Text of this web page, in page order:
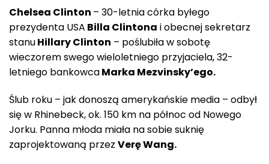
Chelsea Clinton – 30-letnia córka byłego
prezydenta USA Billa Clintona i obecnej sekretarz
stanuHillary Clinton – poślubiła w sobotę
wieczorem swego wieloletniego przyjaciela, 32-
letniego bankowcaMarka Mezvinsky’ego.
Ślub roku – jak donoszą amerykańskie media – odbył
się w Rhinebeck, ok. 150 km na północ od Nowego
Jorku. Panna młoda miała na sobie suknię
zaprojektowaną przez Verę Wang.